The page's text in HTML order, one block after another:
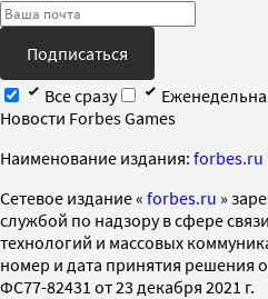
Подписаться
Все сразу
Новости Forbes Games
Наименование издания: forbes.ru
Cетевое издание « forbes.ru »
службой по надзору в сфере
технологий и массовых
номер и дата принятия решения
ФС77-82431 от 23 декабря 2021 г.